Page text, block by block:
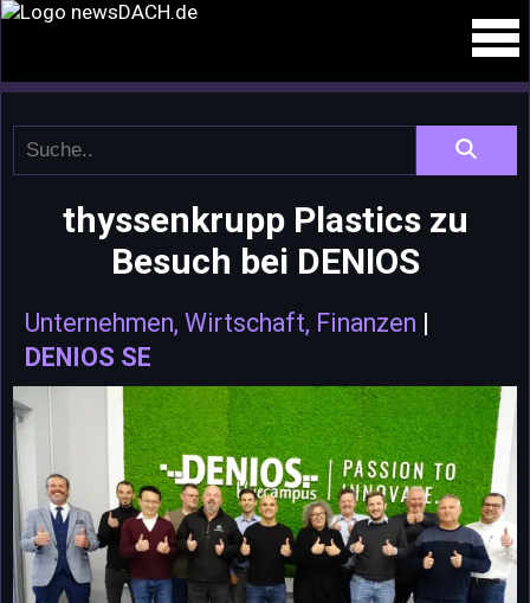
thyssenkrupp Plastics zu
Besuch bei DENIOS
Unternehmen, Wirtschaft, Finanzen |
DENIOS SE